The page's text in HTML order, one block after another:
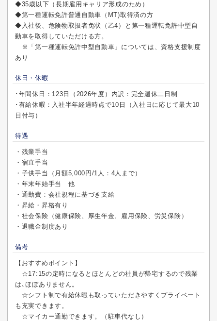
◆35歳以下（長期雇用キャリア形成のため）
◆第一種運転免許普通自動車（MT)取得済の方
◆入社後、危険物取扱者免状（乙4）と第一種運転免許中型自
動車を取得していただける方。
※「第一種運転免許中型自動車」については、資格支援制度
あり
休日・休暇
･年間休日：123日（2026年度）内訳：完全週休二日制
･有給休暇：入社半年経過時点で10日（入社日に応じて最大10
日付与）
待遇
・残業手当
・宿直手当
・子供手当（月額5,000円/1人：4人まで）
・年末年始手当 他
・通勤費：会社規程に基づき支給
・昇給・昇格有り
・社会保険（健康保険、厚生年金、雇用保険、労災保険）
・退職金制度あり
備考
【おすすめポイント】
☆17:15の定時になるとほとんどの社員が帰宅するので残業
は､ほぼありません。
☆シフト制で有給休暇も取っていただきやすくプライベート
も充実できます。
☆マイカー通勤できます。（駐車代なし）